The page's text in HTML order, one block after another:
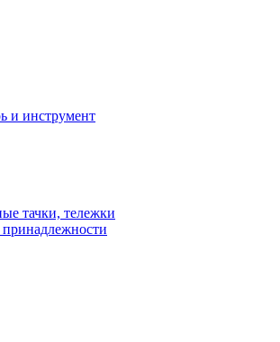
и инструмент
тачки, тележки